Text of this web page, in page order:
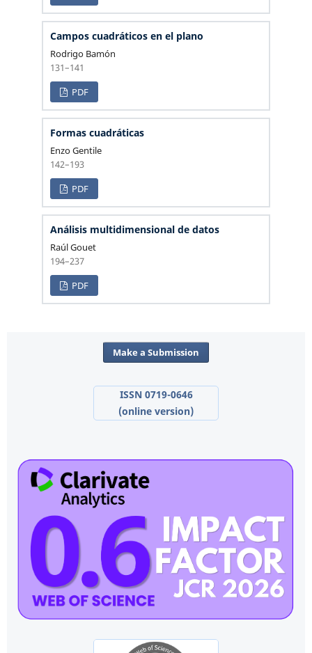
Campos cuadráticos en el plano
Rodrigo Bamón
131–141
PDF
Formas cuadráticas
Enzo Gentile
142–193
PDF
Análisis multidimensional de datos
Raúl Gouet
194–237
PDF
Make a Submission
ISSN 0719-0646
(online version)